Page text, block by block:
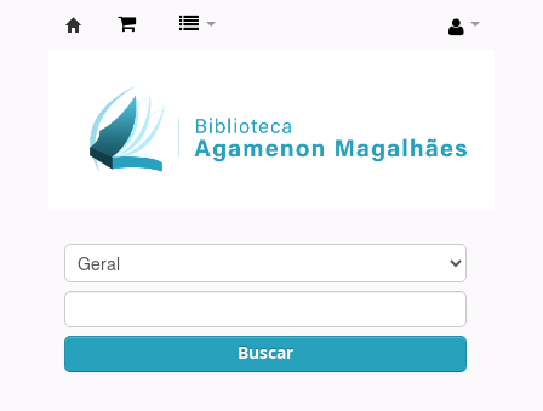
Agamenon
Magalhães
Buscar